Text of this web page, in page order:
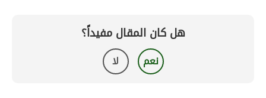
هل كان المقال مفيداً؟
نعم لا